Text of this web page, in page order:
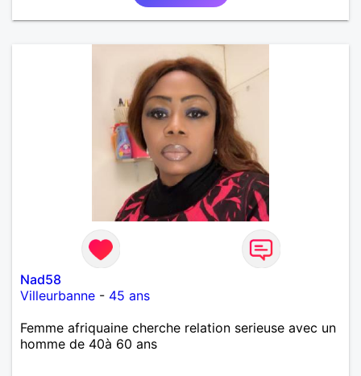
Nad58
Villeurbanne - 45 ans
Femme afriquaine cherche relation serieuse avec un
homme de 40à 60 ans